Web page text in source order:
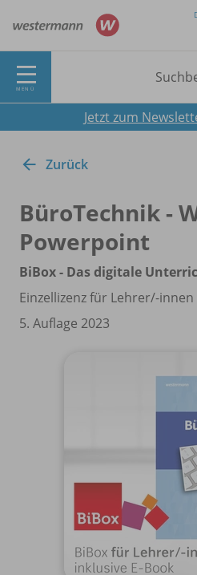
MENÜ
Jetzt zum
Zurück
BüroTechnik -
Powerpoint
BiBox - Das digitale
Einzellizenz für Lehrer/-innen
5. Auflage 2023